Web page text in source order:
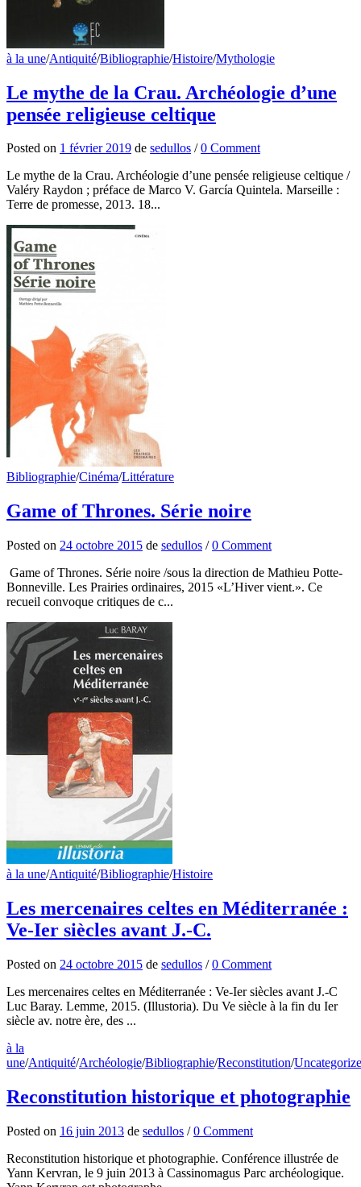
à la une/Antiquité/Bibliographie/Histoire/Mythologie
Le mythe de la Crau. Archéologie d’une
pensée religieuse celtique
Posted on 1 février 2019 de sedullos /0 Comment
Le mythe de la Crau. Archéologie d’une pensée religieuse celtique /
Valéry Raydon ; préface de Marco V. García Quintela. Marseille :
Terre de promesse, 2013. 18...
Bibliographie/Cinéma/Littérature
Game of Thrones. Série noire
Posted on 24 octobre 2015 de sedullos /0 Comment
Game of Thrones. Série noire /sous la direction de Mathieu Potte-
Bonneville. Les Prairies ordinaires, 2015 «L’Hiver vient.». Ce
recueil convoque critiques de c...
à la une/Antiquité/Bibliographie/Histoire
Les mercenaires celtes en Méditerranée :
Ve-Ier siècles avant J.-C.
Posted on 24 octobre 2015 de sedullos /0 Comment
Les mercenaires celtes en Méditerranée : Ve-Ier siècles avant J.-C
Luc Baray. Lemme, 2015. (Illustoria). Du Ve siècle à la fin du Ier
siècle av. notre ère, des ...
à la
une/Antiquité/Archéologie/Bibliographie/Reconstitution/
Reconstitution historique et photographie
Posted on 16 juin 2013 de sedullos /0 Comment
Reconstitution historique et photographie. Conférence illustrée de
Yann Kervran, le 9 juin 2013 à Cassinomagus Parc archéologique.